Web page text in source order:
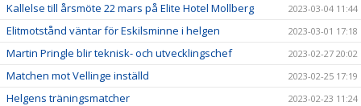
Kallelse till årsmöte 22 mars på Elite Hotel Mollberg 2023-03-04 11:44
Elitmotstånd väntar för Eskilsminne i helgen 2023-03-01 17:18
Martin Pringle blir teknisk- och utvecklingschef 2023-02-27 20:02
Matchen mot Vellinge inställd 2023-02-25 17:19
Helgens träningsmatcher 2023-02-23 11:24